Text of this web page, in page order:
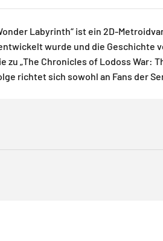
Labyrinth“ ist ein 2D-
wurde und die Geschichte
zu „The Chronicles of Lodoss War:
richtet sich sowohl an Fans der